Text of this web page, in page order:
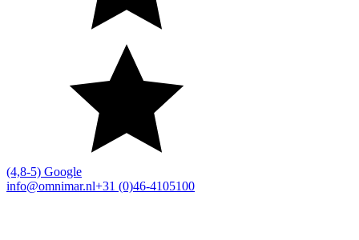
(4,8-5) Google
info@omnimar.nl+31 (0)46-4105100